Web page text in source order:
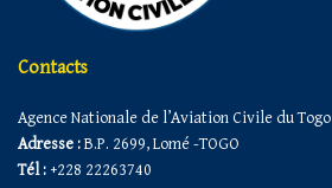
Contacts
Agence Nationale de l’Aviation Civile du Togo
Adresse :B.P. 2699, Lomé -TOGO
Tél : +228 22263740